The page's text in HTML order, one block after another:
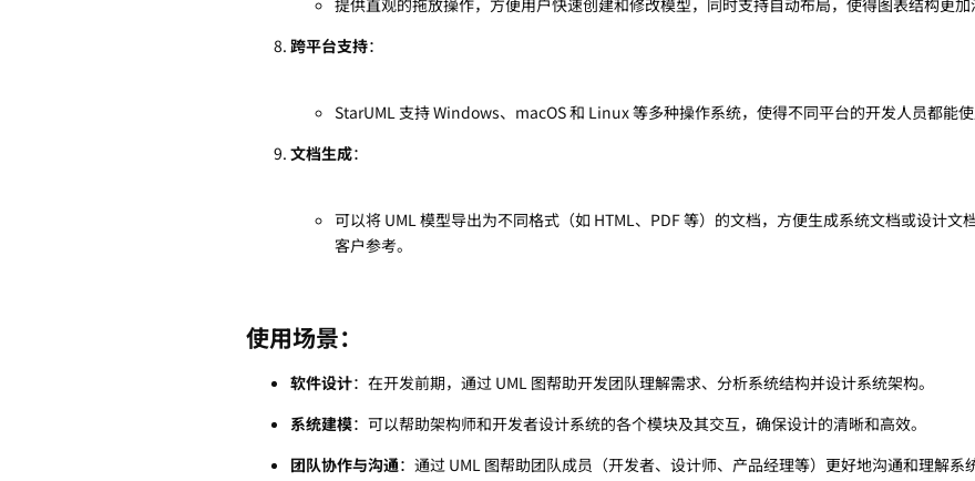
跨平台支持：
StarUML 支持 Windows、macOS 和 Linux 等多种操作系统，使得不同平台的开发人员都能使
文档生成：
可以将 UML 模型导出为不同格式（如 HTML、PDF 等）的文档，方便生成系统文档或设计文
客户参考。
使用场景：
软件设计：在开发前期，通过 UML 图帮助开发团队理解需求、分析系统结构并设计系统架构。
系统建模：可以帮助架构师和开发者设计系统的各个模块及其交互，确保设计的清晰和高效。
团队协作与沟通：通过 UML 图帮助团队成员（开发者、设计师、产品经理等）更好地沟通和理解系